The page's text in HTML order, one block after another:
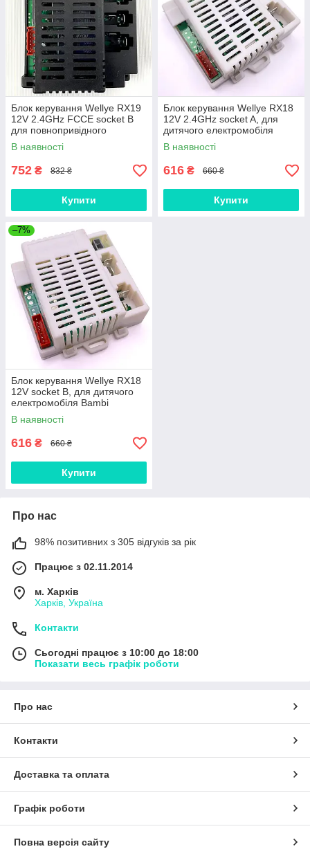
Блок керування Wellye RX19
12V 2.4GHz FCCE socket B
для повнопривідного
дитячого електромобіля М
3454
В наявності
752 ₴ 832 ₴
Купити
Блок керування Wellye RX18
12V 2.4GHz socket A, для
дитячого електромобіля
Bambi
В наявності
616 ₴ 660 ₴
Купити
–7%
Блок керування Wellye RX18
12V socket B, для дитячого
електромобіля Bambi
В наявності
616 ₴ 660 ₴
Купити
Про нас
98% позитивних з 305 відгуків за рік
Працює з 02.11.2014
м. Харків
Харків, Україна
Контакти
Сьогодні працює з 10:00 до 18:00
Показати весь графік роботи
Про нас
Контакти
Доставка та оплата
Графік роботи
Повна версія сайту